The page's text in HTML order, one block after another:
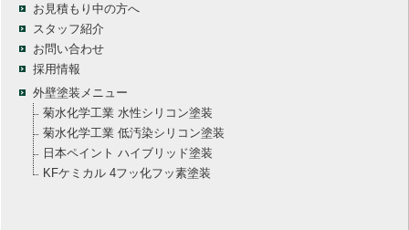
お見積もり中の方へ
スタッフ紹介
お問い合わせ
採用情報
外壁塗装メニュー
菊水化学工業 水性シリコン塗装
菊水化学工業 低汚染シリコン塗装
日本ペイント ハイブリッド塗装
KFケミカル 4フッ化フッ素塗装